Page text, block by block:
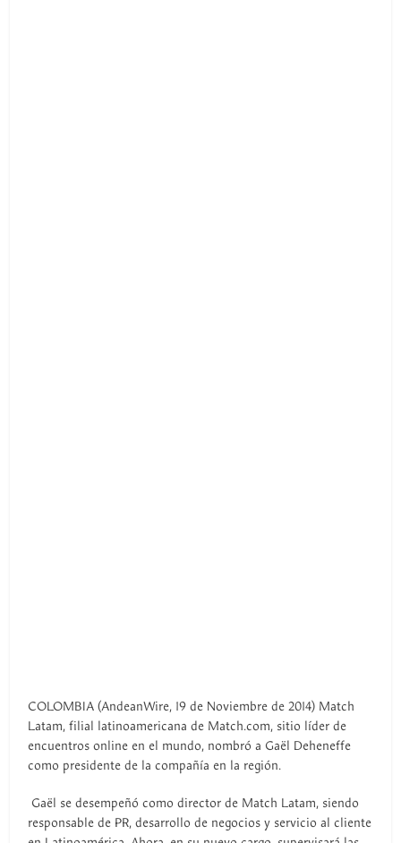
COLOMBIA (AndeanWire, 19 de Noviembre de 2014) Match
Latam, filial latinoamericana de Match.com, sitio líder de
encuentros online en el mundo, nombró a Gaël Deheneffe
como presidente de la compañía en la región.
Gaël se desempeñó como director de Match Latam, siendo
responsable de PR, desarrollo de negocios y servicio al cliente